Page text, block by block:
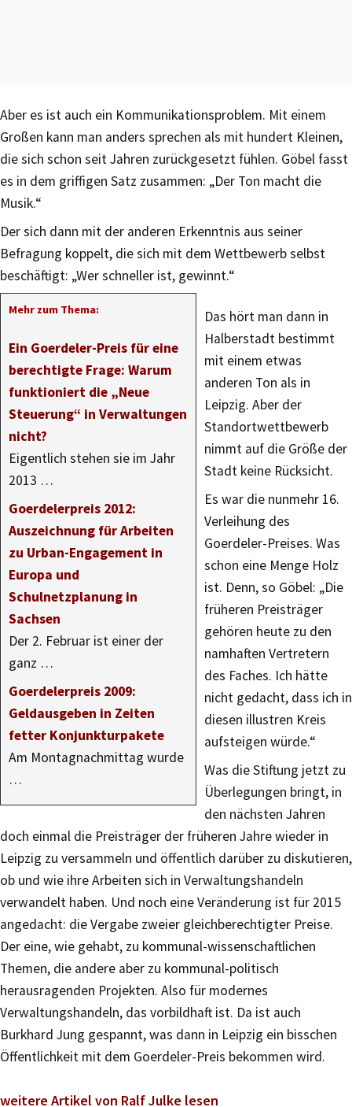
Aber es ist auch ein Kommunikationsproblem. Mit einem
Großen kann man anders sprechen als mit hundert Kleinen,
die sich schon seit Jahren zurückgesetzt fühlen. Göbel fasst
es in dem griffigen Satz zusammen: „Der Ton macht die
Musik.“
Der sich dann mit der anderen Erkenntnis aus seiner
Befragung koppelt, die sich mit dem Wettbewerb selbst
beschäftigt: „Wer schneller ist, gewinnt.“
Mehr zum Thema:
Ein Goerdeler-Preis für eine
berechtigte Frage: Warum
funktioniert die „Neue
Steuerung“ in Verwaltungen
nicht?
Eigentlich stehen sie im Jahr
2013 …
Goerdelerpreis 2012:
Auszeichnung für Arbeiten
zu Urban-Engagement in
Europa und
Schulnetzplanung in
Sachsen
Der 2. Februar ist einer der
ganz …
Goerdelerpreis 2009:
Geldausgeben in Zeiten
fetter Konjunkturpakete
Am Montagnachmittag wurde
…
Das hört man dann in
Halberstadt bestimmt
mit einem etwas
anderen Ton als in
Leipzig. Aber der
Standortwettbewerb
nimmt auf die Größe der
Stadt keine Rücksicht.
Es war die nunmehr 16.
Verleihung des
Goerdeler-Preises. Was
schon eine Menge Holz
ist. Denn, so Göbel: „Die
früheren Preisträger
gehören heute zu den
namhaften Vertretern
des Faches. Ich hätte
nicht gedacht, dass ich in
diesen illustren Kreis
aufsteigen würde.“
Was die Stiftung jetzt zu
Überlegungen bringt, in
den nächsten Jahren
doch einmal die Preisträger der früheren Jahre wieder in
Leipzig zu versammeln und öffentlich darüber zu diskutieren,
ob und wie ihre Arbeiten sich in Verwaltungshandeln
verwandelt haben. Und noch eine Veränderung ist für 2015
angedacht: die Vergabe zweier gleichberechtigter Preise.
Der eine, wie gehabt, zu kommunal-wissenschaftlichen
Themen, die andere aber zu kommunal-politisch
herausragenden Projekten. Also für modernes
Verwaltungshandeln, das vorbildhaft ist. Da ist auch
Burkhard Jung gespannt, was dann in Leipzig ein bisschen
Öffentlichkeit mit dem Goerdeler-Preis bekommen wird.
weitere Artikel von Ralf Julke lesen